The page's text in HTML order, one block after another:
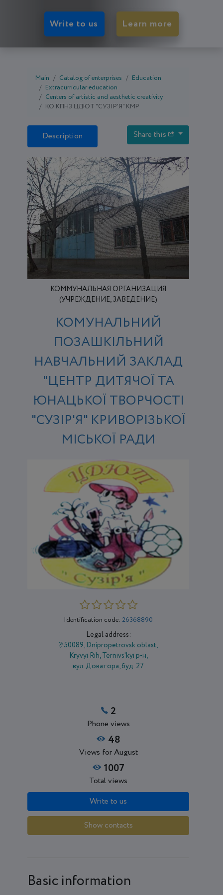
Write to us Learn more
Main Catalog of enterprises
Education
Extracurricular education
Centers of artistic and aesthetic creativity
КО КПНЗ ЦДЮТ "СУЗІР'Я" КМР
Description Share this
КОММУНАЛЬНАЯ ОРГАНИЗАЦИЯ
(УЧРЕЖДЕНИЕ, ЗАВЕДЕНИЕ)
КОМУНАЛЬНИЙ
ПОЗАШКІЛЬНИЙ
НАВЧАЛЬНИЙ ЗАКЛАД
"ЦЕНТР ДИТЯЧОЇ ТА
ЮНАЦЬКОЇ ТВОРЧОСТІ
"СУЗІР'Я" КРИВОРІЗЬКОЇ
МІСЬКОЇ РАДИ
Identification code: 26368890
Legal address:
50089, Dnipropetrovsk oblast,
Kryvyi Rih, Ternivs'kyi р-н,
вул. Доватора, буд. 27
2
Phone views
48
Views for August
1007
Total views
Write to us
Show contacts
Basic information